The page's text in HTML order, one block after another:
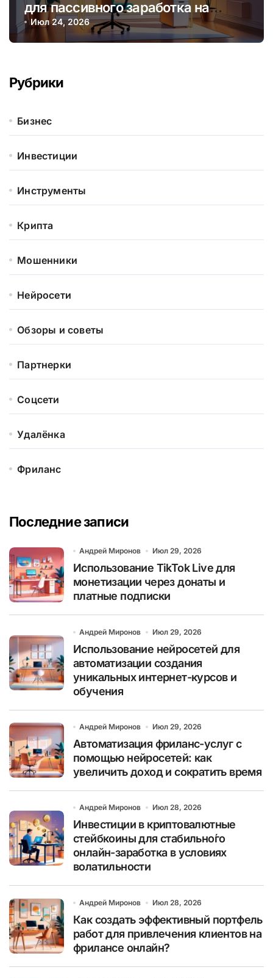
для пассивного заработка на
криптовалютных стейкингах
Июл 24, 2026
Рубрики
Бизнес
Инвестиции
Инструменты
Крипта
Мошенники
Нейросети
Обзоры и советы
Партнерки
Соцсети
Удалёнка
Фриланс
Последние записи
Андрей Миронов Июл 29, 2026
Использование TikTok Live для
монетизации через донаты и
платные подписки
Андрей Миронов Июл 29, 2026
Использование нейросетей для
автоматизации создания
уникальных интернет-курсов и
обучения
Андрей Миронов Июл 29, 2026
Автоматизация фриланс-услуг с
помощью нейросетей: как
увеличить доход и сократить время
Андрей Миронов Июл 28, 2026
Инвестиции в криптовалютные
стейбкоины для стабильно́го
онлайн-заработка в условиях
волатильности
Андрей Миронов Июл 28, 2026
Как создать эффективный портфель
работ для привлечения клиентов на
фрилансе онлайн?